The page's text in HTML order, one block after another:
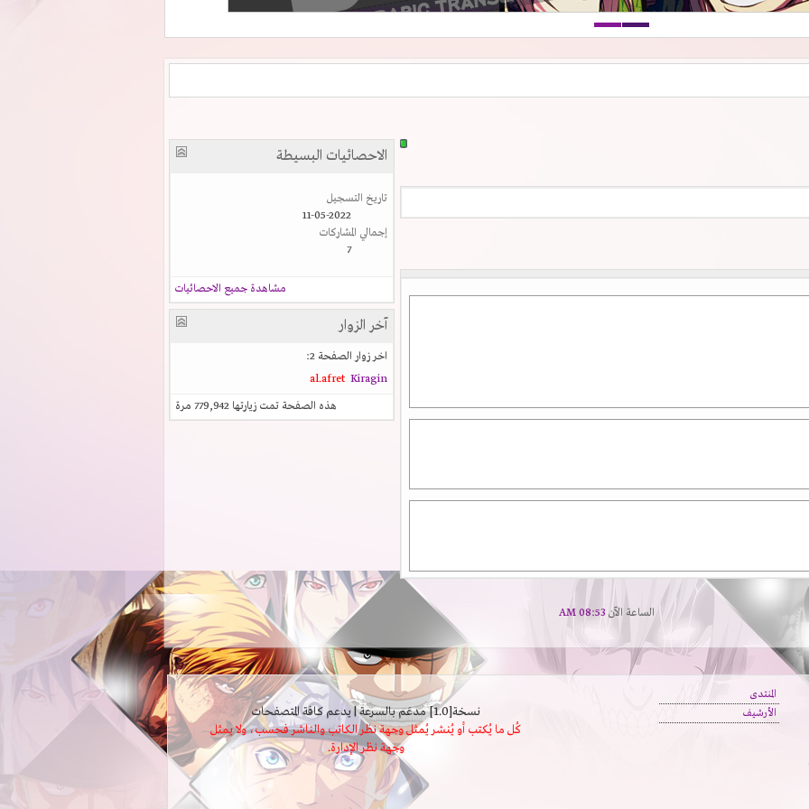
الاحصائيات البسيطة
تاريخ التسجيل
11-05-2022
إجمالي المشاركات
7
مشاهدة جميع الاحصائيات
آخر الزوار
اخر زوار الصفحة 2:
al.afret Kiragin
هذه الصفحة تمت زيارتها 779,942 مرة
الساعة الآن 08:53 AM
المنتدى
الأرشيف
نسخة[1.0] مدعَم بالسرعة | يدعم كافة المتصفحات
كُل ما يُكتب أو يُنشر يُمثل وجهة نظر الكاتب والناشر فحسب، ولا يمثل
وجهة نظر الإدارة.